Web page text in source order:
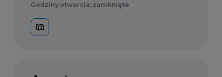
Godziny otwarcia: zamknięte